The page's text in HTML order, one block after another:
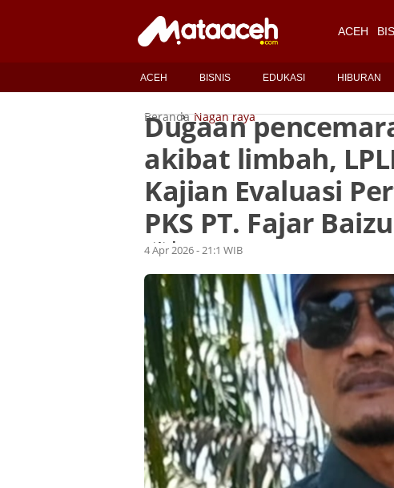
ACEH
ACEH BISNIS EDUKASI HIBURAN
Beranda Nagan raya
Dugaan
akibat limbah,
Kajian Evaluasi
PKS PT. Fajar
OlehLukman
4 Apr 2026 - 21:1 WIB